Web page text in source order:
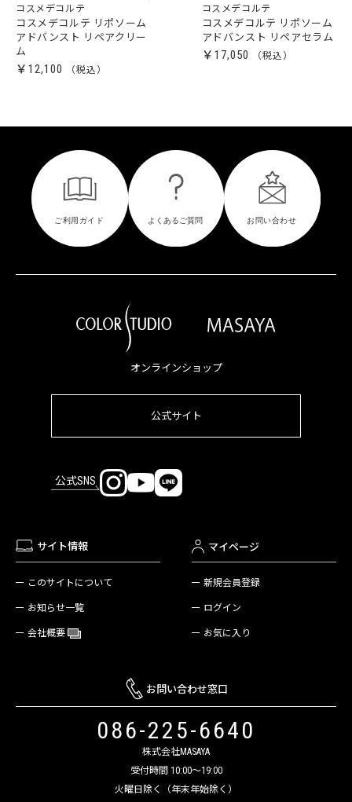
コスメデコルテ
コスメデコルテ リポソーム
アドバンスト リペアクリー
ム
￥12,100
コスメデコルテ
コスメデコルテ リポソーム
アドバンスト リペアセラム
￥17,050
オンラインショップ
公式サイト
公式SNS
サイト情報
このサイトについて
お知らせ一覧
会社概要
マイページ
新規会員登録
ログイン
お気に入り
お問い合わせ窓口
086-225-6640
株式会社MASAYA
受付時間 10:00～19:00
火曜日除く（年末年始除く）